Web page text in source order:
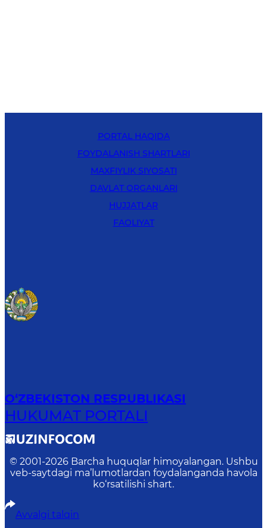
PORTAL HAQIDA
FOYDALANISH SHARTLARI
MAXFIYLIK SIYOSATI
DAVLAT ORGANLARI
HUJJATLAR
FAOLIYAT
O‘ZBEKISTON RESPUBLIKASI
HUKUMAT PORTALI
© 2001-2026 Barcha huquqlar himoyalangan. Ushbu
veb-saytdagi ma’lumotlardan foydalanganda havola
ko‘rsatilishi shart.
Avvalgi talqin